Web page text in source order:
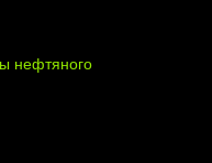
нефтяного